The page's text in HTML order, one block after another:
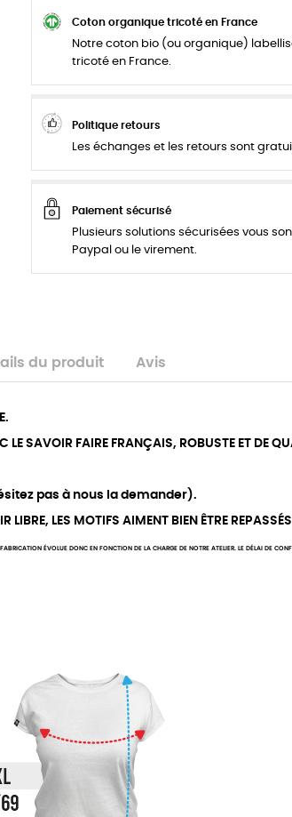
Coton organique tricoté en France
Notre coton bio (ou organique)
tricoté en France.
Politique retours
Les échanges et les retours sont
Paiement sécurisé
Plusieurs solutions sécurisées vous
Paypal ou le virement.
du produit Avis
SAVOIR FAIRE FRANÇAIS, ROBUSTE ET DE
pas à nous la demander).
LIBRE, LES MOTIFS AIMENT BIEN ÊTRE
ÉVOLUE DONC EN FONCTION DE LA CHARGE DE NOTRE ATELIER. LE DÉLAI DE